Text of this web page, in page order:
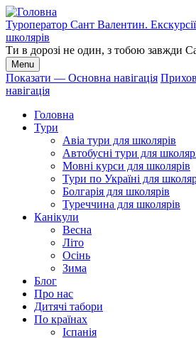
Перейти
до
основного
вмісту
Туроператор Сант Валентин.
школярів
Ти в дорозі не один, з тобою завжди
Menu
Основна
навігація
Показати — Основна навігація
навігація
Головна
Тури
Авіа тури для школярів
Автобусні тури для
Мовні курси для школярів
Тури по Україні для
Болгарія для школярів
Туреччина для школярів
Канікули
Весна
Літо
Осінь
Зима
Блог
Про нас
Дитячі табори
По країнах
Іспанія